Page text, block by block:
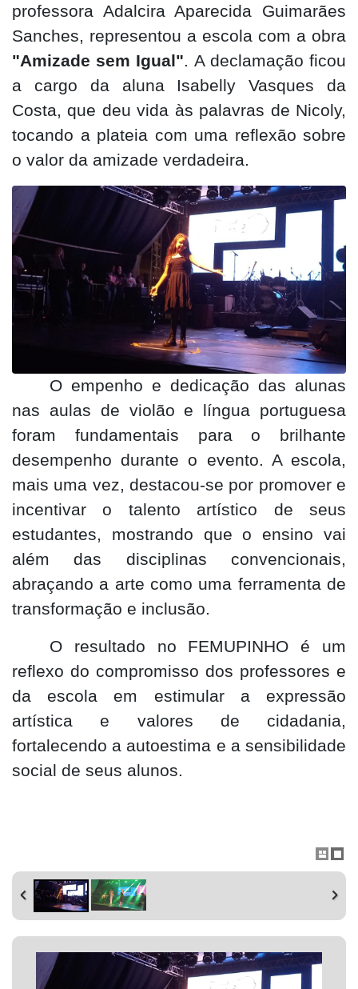
professora Adalcira Aparecida Guimarães
Sanches, representou a escola com a obra
"Amizade sem Igual". A declamação ficou
a cargo da aluna Isabelly Vasques da
Costa, que deu vida às palavras de Nicoly,
tocando a plateia com uma reflexão sobre
o valor da amizade verdadeira.
O empenho e dedicação das alunas
nas aulas de violão e língua portuguesa
foram fundamentais para o brilhante
desempenho durante o evento. A escola,
mais uma vez, destacou-se por promover e
incentivar o talento artístico de seus
estudantes, mostrando que o ensino vai
além das disciplinas convencionais,
abraçando a arte como uma ferramenta de
transformação e inclusão.
O resultado no FEMUPINHO é um
reflexo do compromisso dos professores e
da escola em estimular a expressão
artística e valores de cidadania,
fortalecendo a autoestima e a sensibilidade
social de seus alunos.